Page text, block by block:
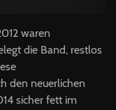
waren
die Band, restlos
den neuerlichen
sicher fett im